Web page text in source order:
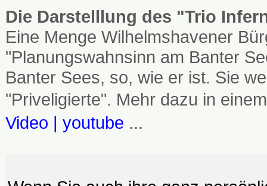
Die Darstelllung des "Trio
Eine Menge Wilhelmshavener
"Planungswahnsinn am Banter
Banter Sees, so, wie er ist. Sie
"Priveligierte". Mehr dazu in
Video | youtube ...